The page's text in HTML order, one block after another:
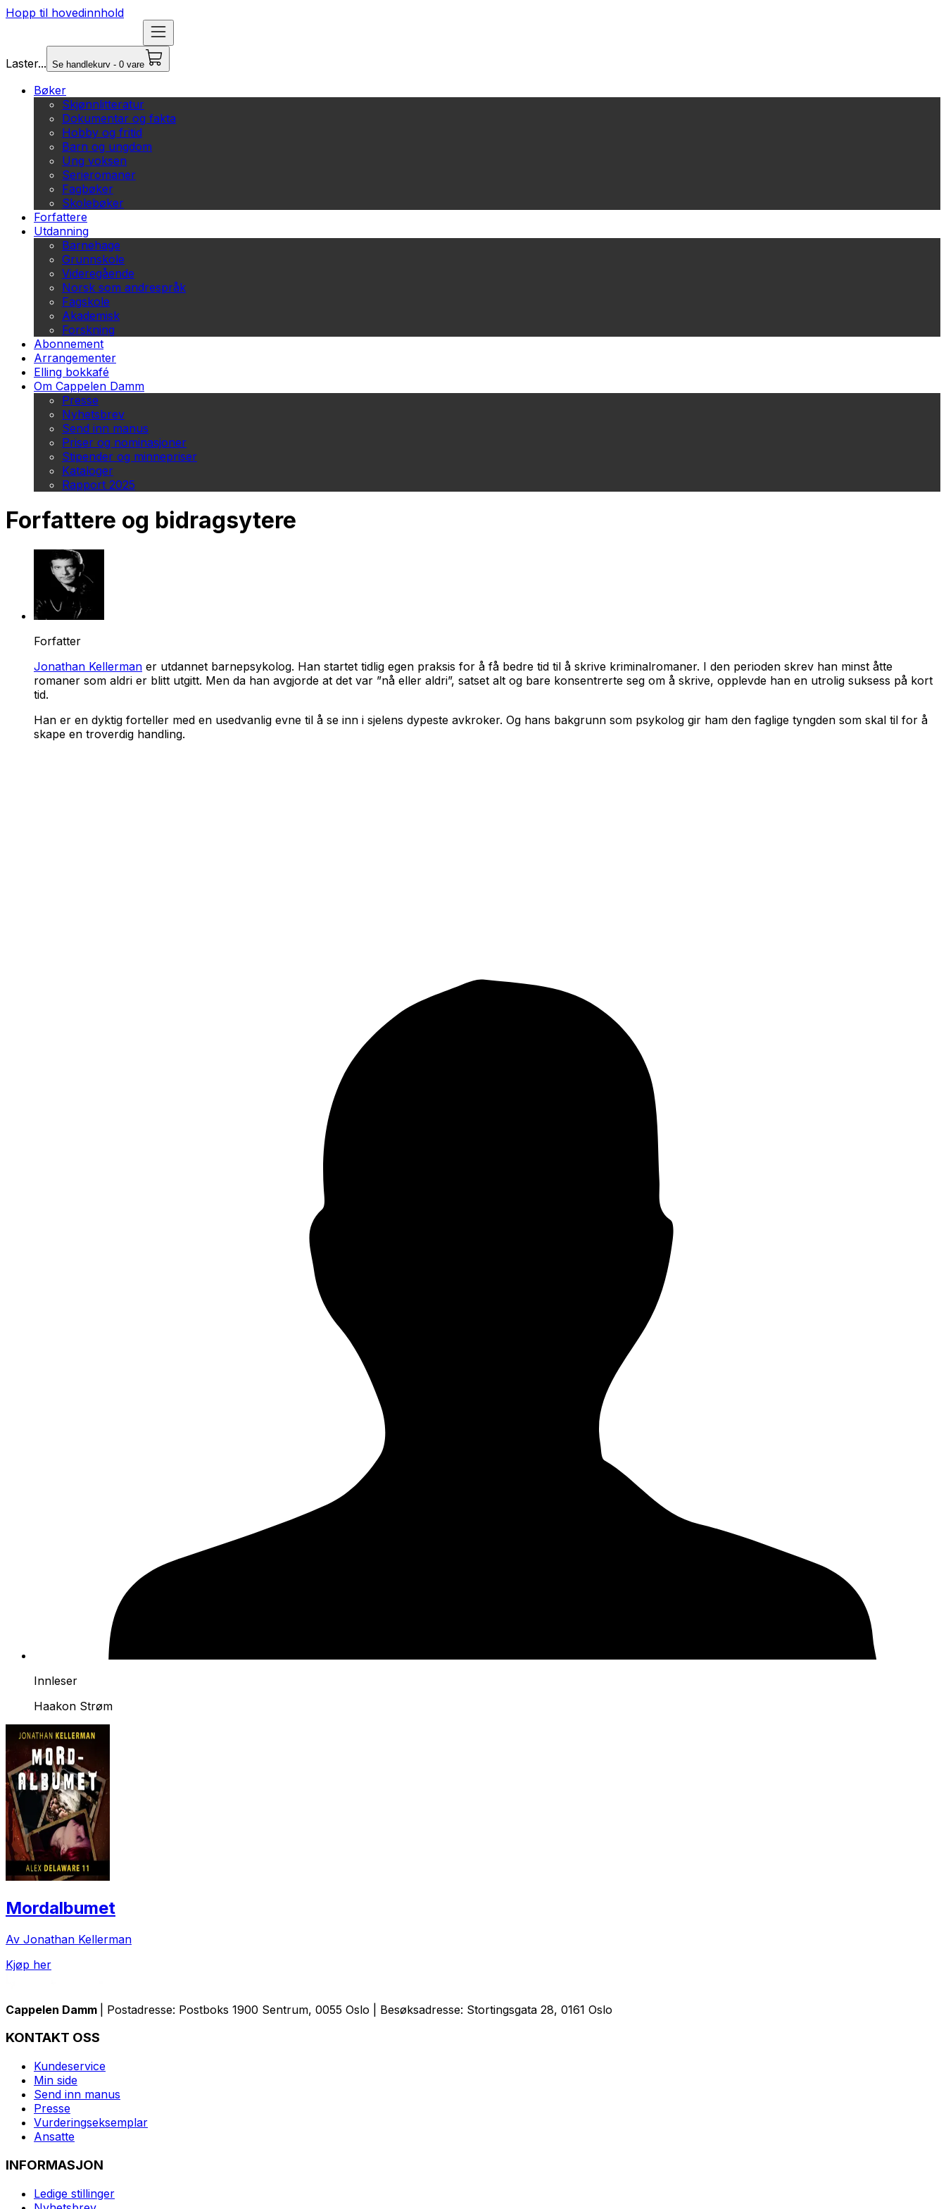
Hopp til hovedinnhold
Laster... Se handlekurv - 0 vare
Bøker
Skjønnlitteratur
Dokumentar og fakta
Hobby og fritid
Barn og ungdom
Ung voksen
Serieromaner
Fagbøker
Skolebøker
Forfattere
Utdanning
Barnehage
Grunnskole
Videregående
Norsk som andrespråk
Fagskole
Akademisk
Forskning
Abonnement
Arrangementer
Elling bokkafé
Om Cappelen Damm
Presse
Nyhetsbrev
Send inn manus
Priser og nominasjoner
Stipender og minnepriser
Kataloger
Rapport 2025
Forfattere og bidragsytere
Forfatter
Jonathan Kellerman er utdannet barnepsykolog. Han startet tidlig egen praksis for å få bedre tid til å skrive kriminalromaner. I den perioden skrev han minst åtte
romaner som aldri er blitt utgitt. Men da han avgjorde at det var ”nå eller aldri”, satset alt og bare konsentrerte seg om å skrive, opplevde han en utrolig suksess på kort
tid.
Han er en dyktig forteller med en usedvanlig evne til å se inn i sjelens dypeste avkroker. Og hans bakgrunn som psykolog gir ham den faglige tyngden som skal til for å
skape en troverdig handling.
Innleser
Haakon Strøm
Mordalbumet
Av Jonathan Kellerman
Kjøp her
Cappelen Damm | Postadresse: Postboks 1900 Sentrum, 0055 Oslo | Besøksadresse: Stortingsgata 28, 0161 Oslo
KONTAKT OSS
Kundeservice
Min side
Send inn manus
Presse
Vurderingseksemplar
Ansatte
INFORMASJON
Ledige stillinger